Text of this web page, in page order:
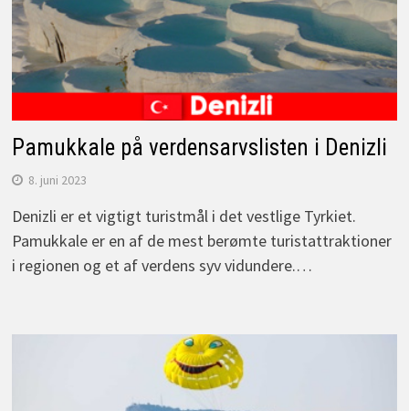
Pamukkale på verdensarvslisten i Denizli
8. juni 2023
Denizli er et vigtigt turistmål i det vestlige Tyrkiet.
Pamukkale er en af de mest berømte turistattraktioner
i regionen og et af verdens syv vidundere.…